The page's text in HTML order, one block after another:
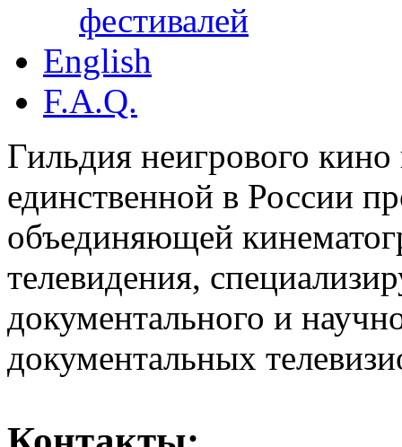
фестивалей
English
F.A.Q.
Гильдия неигрового кино
единственной в России
объединяющей
телевидения,
документального и
документальных